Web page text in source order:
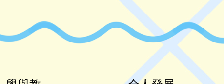
委員選舉時獲得票數較多之候補委員擔任。
h. 執行委員會具有下列之職務∶
(i) 執行週年及特別會員大會之決議 。
(iv) 向會員大會提出建議。